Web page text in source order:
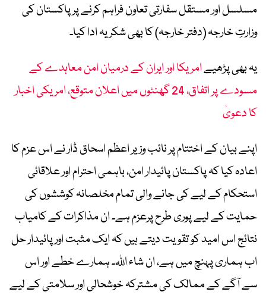
مسلسل اور مستقل سفارتی تعاون فراہم کرنے پر پاکستان کی
وزارتِ خارجہ (دفتر خارجہ) کا بھی شکریہ ادا کیا۔
یہ بھی پڑھیےامریکا اور ایران کے درمیان امن معاہدے کے
مسودے پر اتفاق، 24 گھنٹوں میں اعلان متوقع، امریکی اخبار
کا دعویٰ
اپنے بیان کے اختتام پر نائب وزیر اعظم اسحاق ڈار نے اس عزم کا
اعادہ کیا کہ پاکستان پائیدار امن، باہمی احترام اور علاقائی
استحکام کے لیے کی جانے والی تمام مخلصانہ کوششوں کی
حمایت کے لیے پوری طرح پرعزم ہے۔ ان مذاکرات کے کامیاب
نتائج اس امید کو تقویت دیتے ہیں کہ ایک مثبت اور پائیدار حل
اب ہماری پہنچ میں ہے، ان شاء اللہ۔ ہمارے خطے اور اس
سے آگے کے ممالک کی مشترکہ خوشحالی اور سلامتی کے لیے